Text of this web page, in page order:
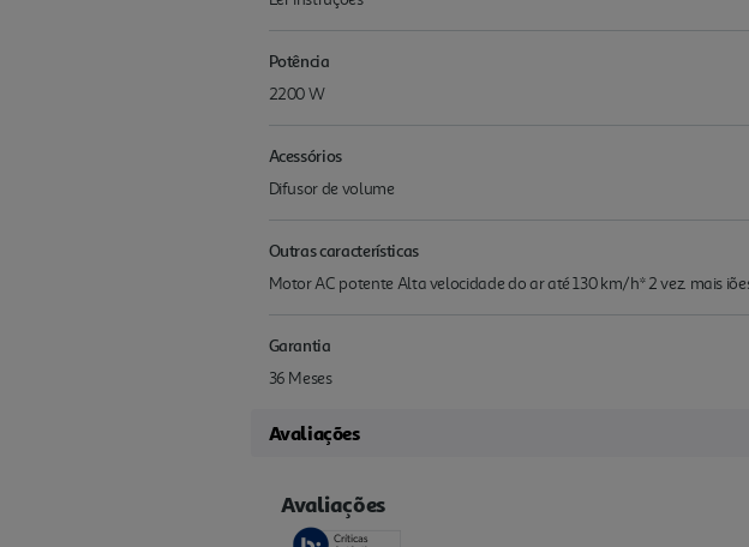
Potência
2200 W
Acessórios
Difusor de volume
Outras características
Motor AC potente Alta velocidade do ar até 130 km/h* 2 vez. mais
Garantia
36 Meses
Avaliações